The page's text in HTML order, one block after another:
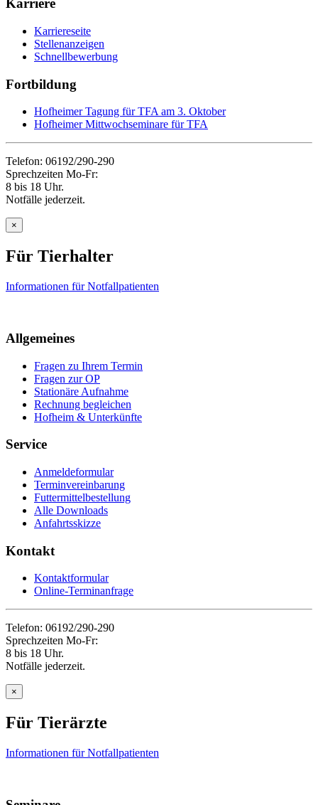
Karriere
Karriereseite
Stellenanzeigen
Schnellbewerbung
Fortbildung
Hofheimer Tagung für TFA am 3. Oktober
Hofheimer Mittwochseminare für TFA
Telefon: 06192/290-290
Sprechzeiten Mo-Fr:
8 bis 18 Uhr.
Notfälle jederzeit.
×
Für Tierhalter
Informationen für Notfallpatienten
Allgemeines
Fragen zu Ihrem Termin
Fragen zur OP
Stationäre Aufnahme
Rechnung begleichen
Hofheim & Unterkünfte
Service
Anmeldeformular
Terminvereinbarung
Futtermittelbestellung
Alle Downloads
Anfahrtsskizze
Kontakt
Kontaktformular
Online-Terminanfrage
Telefon: 06192/290-290
Sprechzeiten Mo-Fr:
8 bis 18 Uhr.
Notfälle jederzeit.
×
Für Tierärzte
Informationen für Notfallpatienten